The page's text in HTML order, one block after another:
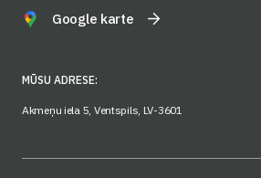
Google karte
MŪSU ADRESE:
Akmeņu iela 5, Ventspils, LV-3601